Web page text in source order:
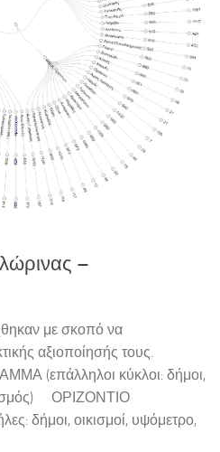
–
με σκοπό να
αξιοποίησής τους.
(επάλληλοι κύκλοι: δήμοι,
ΟΡΙΖΟΝΤΙΟ
δήμοι, οικισμοί, υψόμετρο,